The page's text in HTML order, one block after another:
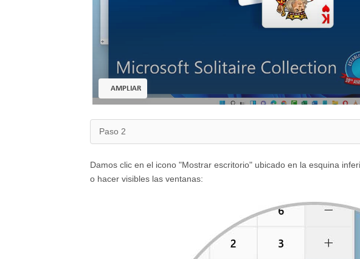
AMPLIAR
Paso 2
Damos clic en el icono "Mostrar escritorio" ubicado en la esquina
o hacer visibles las ventanas: